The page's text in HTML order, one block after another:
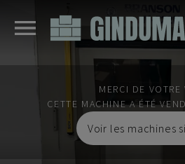
MERCI DE VOTRE
CETTE MACHINE A ÉTÉ
Voir les machines